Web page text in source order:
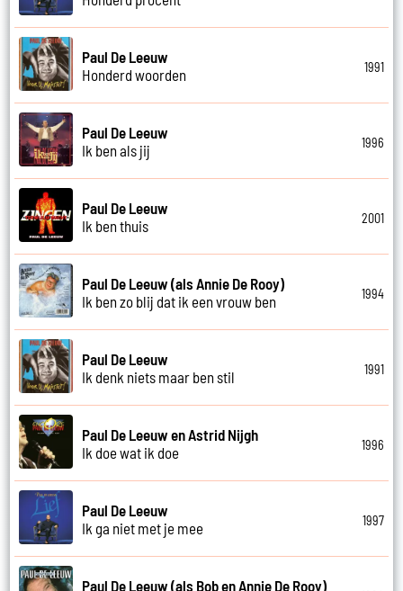
Paul De Leeuw
Honderd woorden
1991
Paul De Leeuw
Ik ben als jij
1996
Paul De Leeuw
Ik ben thuis
2001
Paul De Leeuw (als Annie De Rooy)
Ik ben zo blij dat ik een vrouw ben
1994
Paul De Leeuw
Ik denk niets maar ben stil
1991
Paul De Leeuw en Astrid Nijgh
Ik doe wat ik doe
1996
Paul De Leeuw
Ik ga niet met je mee
1997
Paul De Leeuw (als Bob en Annie De Rooy)